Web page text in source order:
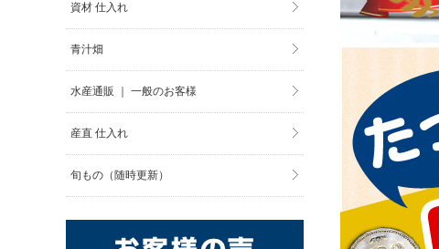
資材 仕入れ
青汁畑
水産通販 ｜ 一般のお客様
産直 仕入れ
旬もの（随時更新）